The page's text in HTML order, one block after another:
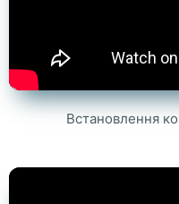
Встановлення